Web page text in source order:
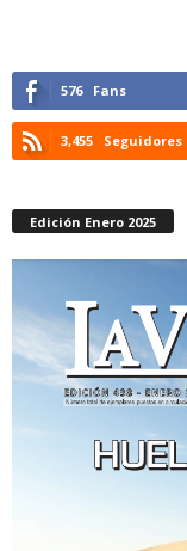
576 Fans
3,455 Seguidores
Edición Enero 2025